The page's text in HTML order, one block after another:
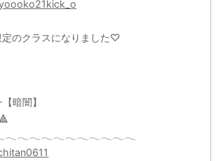
定のクラスになりました♡
暗闇】